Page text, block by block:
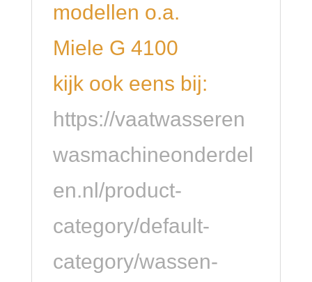
modellen o.a.
Miele G 4100
kijk ook eens bij:
https://vaatwasseren
wasmachineonderdel
en.nl/product-
category/default-
category/wassen-